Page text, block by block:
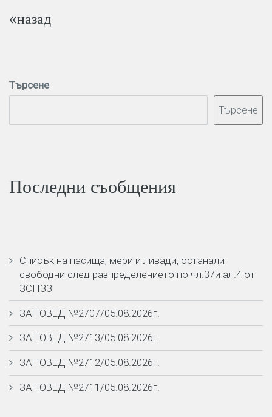
«назад
Търсене
Търсене
Последни съобщения
Списък на пасища, мери и ливади, останали
свободни след разпределението по чл.37и ал.4 от
ЗСПЗЗ
ЗАПОВЕД №2707/05.08.2026г.
ЗАПОВЕД №2713/05.08.2026г.
ЗАПОВЕД №2712/05.08.2026г.
ЗАПОВЕД №2711/05.08.2026г.